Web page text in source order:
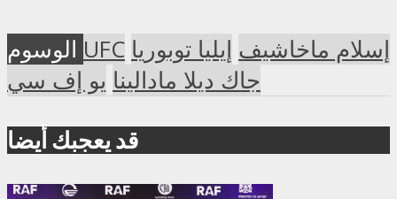
UFC إسلام ماخاشيف إيليا توبوريا
جاك ديلا مادالينا يو إف سي
قد يعجبك أيضا